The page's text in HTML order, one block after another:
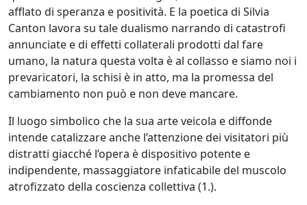
Diego
Valentinuzzi
Paolo
Valle
Bernarda
Visentini
afflato di speranza e positività. E la poetica di Silvia
Canton lavora su tale dualismo narrando di catastrofi
annunciate e di effetti collaterali prodotti dal fare
umano, la natura questa volta è al collasso e siamo noi i
prevaricatori, la schisi è in atto, ma la promessa del
cambiamento non può e non deve mancare.
Il luogo simbolico che la sua arte veicola e diffonde
intende catalizzare anche l’attenzione dei visitatori più
distratti giacché l’opera è dispositivo potente e
indipendente, massaggiatore infaticabile del muscolo
atrofizzato della coscienza collettiva (1.).